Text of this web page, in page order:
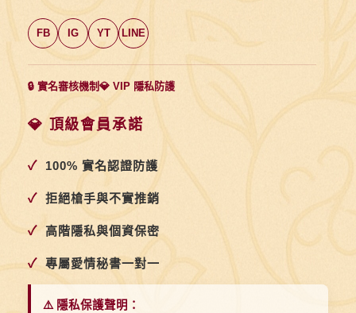
FB IG YT LINE
🔒 實名審核機制💎 VIP 隱私防護
💎 頂級會員承諾
✓ 100% 實名認證防護
✓ 拒絕槍手與不實推銷
✓ 高階隱私與個資保密
✓ 專屬愛情秘書一對一
⚠️ 隱私保護聲明：